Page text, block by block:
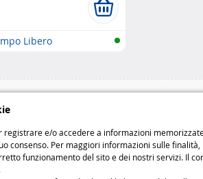
e/o accedere a informazioni
consenso. Per maggiori informazioni sulle finalità,
funzionamento del sito e dei nostri servizi. Il
Libero
Standard
: 6,99 € da 3 a 4 giorni
Express
: 9,99 € da 2 a 3 giorni